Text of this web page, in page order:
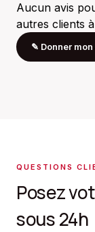
Aucun avis
autres clients
✎ Donner
QUESTIONS
Posez
sous 24h